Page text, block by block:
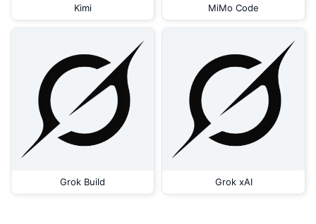
Kimi MiMo Code
Grok Build Grok xAI